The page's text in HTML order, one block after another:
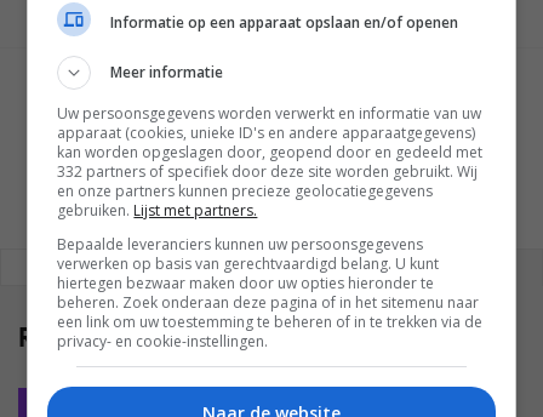
MARTIJN CHEL
REAGEREN REACTIES (0)
Reacties(0)
Informatie op een apparaat opslaan en/of openen
Meer informatie
Uw persoonsgegevens worden verwerkt en informatie van uw
apparaat (cookies, unieke ID's en andere apparaatgegevens)
kan worden opgeslagen door, geopend door en gedeeld met
332 partners of specifiek door deze site worden gebruikt. Wij
en onze partners kunnen precieze geolocatiegegevens
gebruiken. Lijst met partners.
Bepaalde leveranciers kunnen uw persoonsgegevens
verwerken op basis van gerechtvaardigd belang. U kunt
hiertegen bezwaar maken door uw opties hieronder te
beheren. Zoek onderaan deze pagina of in het sitemenu naar
een link om uw toestemming te beheren of in te trekken via de
privacy- en cookie-instellingen.